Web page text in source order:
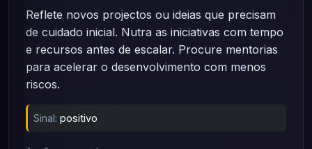
Reflete novos projectos ou ideias que precisam
de cuidado inicial. Nutra as iniciativas com tempo
e recursos antes de escalar. Procure mentorias
para acelerar o desenvolvimento com menos
riscos.
Sinal: positivo